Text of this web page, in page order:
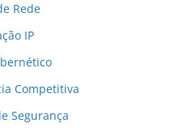
Rede
IP
Competitiva
Segurança